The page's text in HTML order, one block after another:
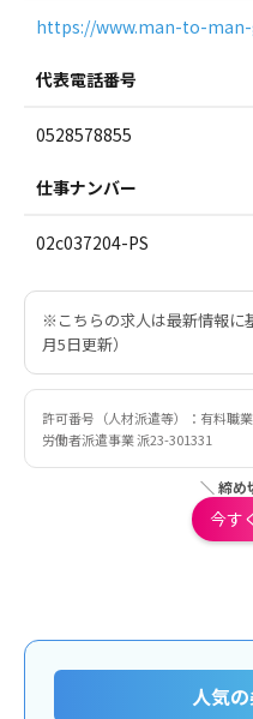
https://www.man-to-
代表電話番号
0528578855
仕事ナンバー
02c037204-PS
※こちらの求人は最新情報に
月5日更新）
許可番号（人材派遣等）：有料職
労働者派遣事業 派23-301331
＼ 締め
今す
人気